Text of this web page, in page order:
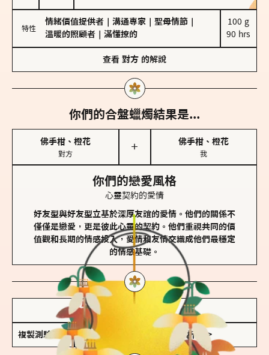
特性
情緒價值提供者 溝通專家 聖母情節
溫暖的照顧者
滿懂撩的
100 g
90 hrs
查看 對方 的解說
你們的合盤蠟燭結果是...
佛手柑、橙花
對方
＋
佛手柑、橙花
我
你們的戀愛風格
心靈契約的愛情
好友型與好友型立基於深厚友誼的愛情。他們的關係不
僅僅是戀愛，更是彼此心靈的契約。他們重視共同的價
值觀和長期的情感投入，愛情和友情交織成他們最穩定
的情感基礎。
複製測驗連結 查看香氛類型全解析 >>>